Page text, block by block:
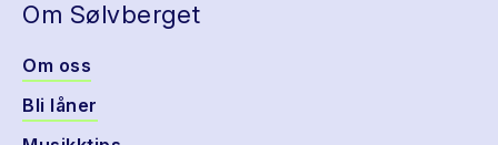
Om Sølvberget
Om oss
Bli låner